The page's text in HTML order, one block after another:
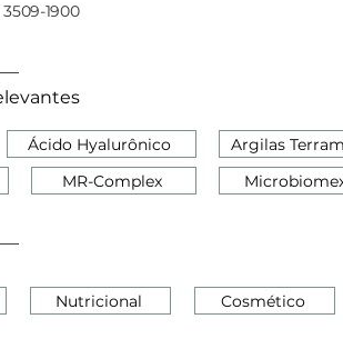
1900
Ácido Hyalurônico
MR-Complex
Argilas
Nutricional Cosmético